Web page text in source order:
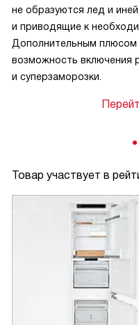
не образуются лед и
и приводящие к
Дополнительным плюсом
возможность включения
и суперзаморозки.
Товар участвует в